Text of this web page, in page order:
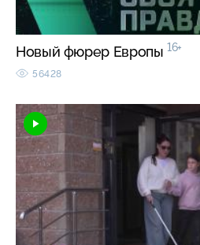
Новый фюрер Европы 16+
56428